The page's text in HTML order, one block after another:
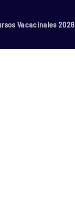
Vacacinales 2026